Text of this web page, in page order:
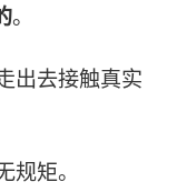
。
出去接触真实
矩。